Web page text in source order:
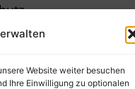
Website weiter besuchen
Ihre Einwilligung zu optionalen